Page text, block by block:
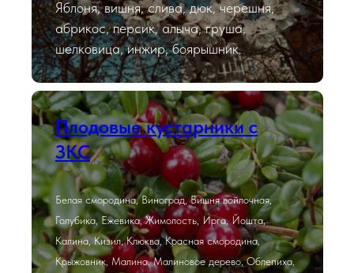
Яблоня, вишня, слива, дюк, черешня,
абрикос, персик, алыча, груша,
шелковица, инжир, боярышник.
Плодовые кустарники с
ЗКС
Белая смородина, Виноград, Вишня войлочная,
Голубика, Ежевика, Жимолость, Ирга, Йошта,
Калина, Кизил, Клюква, Красная смородина,
Крыжовник, Малина, Малиновое дерево, Облепиха,